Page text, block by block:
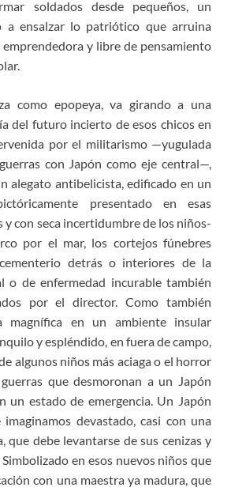
soldados desde pequeños, un
a ensalzar lo patriótico que arruina
y libre de pensamiento
como epopeya, va girando a una
del futuro incierto de esos chicos en
por el militarismo —yugulada
con Japón como eje central—,
alegato antibelicista, edificado en un
presentado en esas
y con seca incertidumbre de los niños-
por el mar, los cortejos fúnebres
detrás o interiores de la
o de enfermedad incurable también
por el director. Como también
magnífica en un ambiente insular
y espléndido, en fuera de campo,
algunos niños más aciaga o el horror
que desmoronan a un Japón
un estado de emergencia. Un Japón
devastado, casi con una
que debe levantarse de sus cenizas y
en esos nuevos niños que
con una maestra ya madura, que